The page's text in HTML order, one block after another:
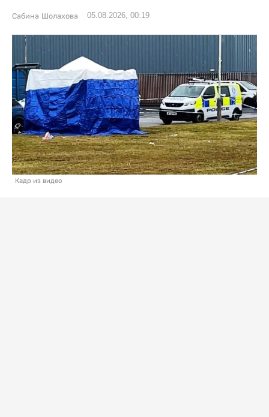
Сабина Шолахова 05.08.2026, 00:19
Кадр из видео